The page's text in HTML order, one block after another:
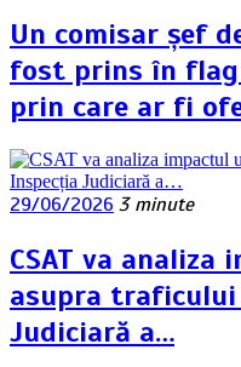
Un comisar șef
fost prins în
prin care ar fi
29/06/2026 3 minute
CSAT va
asupra traficului
Judiciară a…